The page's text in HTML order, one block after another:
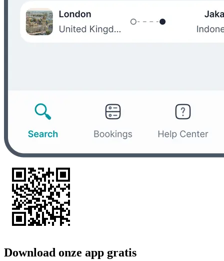
Download onze app gratis